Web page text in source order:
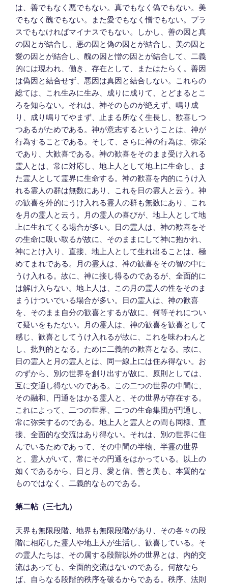
は、善でもなく悪でもない。真でもなく偽でもない。美
でもなく醜でもない。また愛でもなく憎でもない。プラ
スでもなければマイナスでもない。しかし、善の因と真
の因とが結合し、悪の因と偽の因とが結合し、美の因と
愛の因とが結合し、醜の因と憎の因とが結合して、二義
的には現われ、働き、存在として、またはたらく。善因
は偽因と結合せず、悪因は真因と結合しない。これらの
総ては、これ生みに生み、成りに成りて、とどまるとこ
ろを知らない。それは、神そのものが絶えず、鳴り成
り、成り鳴りてやまず、止まる所なく生長し、歓喜しつ
つあるがためである。神が意志するということは、神が
行為することである。そして、さらに神の行為は、弥栄
であり、大歓喜である。神の歓喜をそのまま受け入れる
霊人とは、常に対応し、地上人として地上に生命し、ま
た霊人として霊界に生命する。神の歓喜を内的にうけ入
れる霊人の群は無数にあり、これを日の霊人と云う。神
の歓喜を外的にうけ入れる霊人の群も無数にあり、これ
を月の霊人と云う。月の霊人の喜びが、地上人として地
上に生れてくる場合が多い。日の霊人は、神の歓喜をそ
の生命に吸い取るが故に、そのままにして神に抱かれ、
神にとけ入り、直接、地上人として生れ出ることは、極
めてまれである。月の霊人は、神の歓喜をその智の中に
うけ入れる。故に、神に接し得るのであるが、全面的に
は解け入らない。地上人は、この月の霊人の性をそのま
まうけついでいる場合が多い。日の霊人は、神の歓喜
を、そのまま自分の歓喜とするが故に、何等それについ
て疑いをもたない。月の霊人は、神の歓喜を歓喜として
感じ、歓喜としてうけ入れるが故に、これを味わわんと
し、批判的となる。ために二義的の歓喜となる。故に、
日の霊人と月の霊人とは、同一線上には住み得ない。お
のずから、別の世界を創り出すが故に、原則としては、
互に交通し得ないのである。この二つの世界の中間に、
その融和、円通をはかる霊人と、その世界が存在する。
これによって、二つの世界、二つの生命集団が円通し、
常に弥栄するのである。地上人と霊人との間も同様、直
接、全面的な交流はあり得ない。それは、別の世界に住
んでいるためであって、その中間の半物、半霊の世界
と、霊人がいて、常にその円通をはかっている。以上の
如くであるから、日と月、愛と信、善と美も、本質的な
ものではなく、二義的なものである。
第二帖（三七九）
天界も無限段階、地界も無限段階があり、その各々の段
階に相応した霊人や地上人が生活し、歓喜している。そ
の霊人たちは、その属する段階以外の世界とは、内的交
流はあっても、全面的交流はないのである。何故なら
ば、自らなる段階的秩序を破るからである。秩序、法則